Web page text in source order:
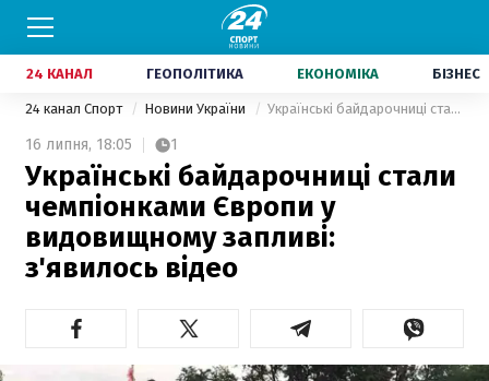
24 КАНАЛ ГЕОПОЛІТИКА ЕКОНОМІКА БІЗНЕС
24 канал Спорт Новини України Українські байдарочниці стали чемпіонками Європи у видовищному запливі: з'явилось відео
16 липня, 18:05 1
Українські байдарочниці стали
чемпіонками Європи у
видовищному запливі:
з'явилось відео